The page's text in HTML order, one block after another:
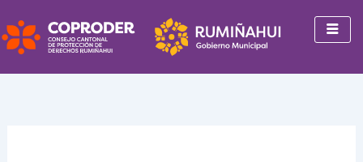
al
contenido
por: